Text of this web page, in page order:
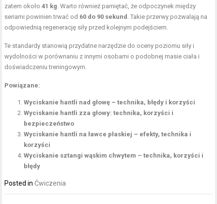
zatem około41 kg . Warto również pamiętać, że odpoczynek między
seriami powinien trwać od 60 do 90 sekund . Takie przerwy pozwalają na
odpowiednią regenerację siły przed kolejnym podejściem.
Te standardy stanowią przydatne narzędzie do oceny poziomu siły i
wydolności w porównaniu z innymi osobami o podobnej masie ciała i
doświadczeniu treningowym.
Powiązane:
Wyciskanie hantli nad głowę – technika, błędy i korzyści
Wyciskanie hantli zza głowy: technika, korzyści i
bezpieczeństwo
Wyciskanie hantli na ławce płaskiej – efekty, technika i
korzyści
Wyciskanie sztangi wąskim chwytem – technika, korzyści i
błędy
Posted in Ćwiczenia